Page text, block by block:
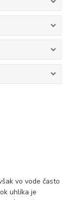
vo vode často
uhlíka je